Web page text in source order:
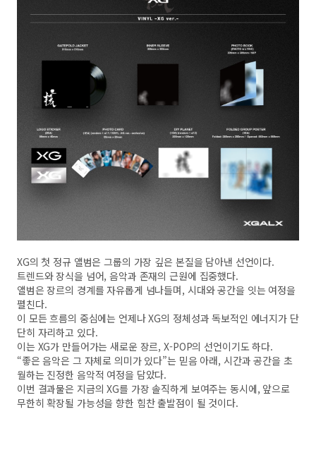
XG의 첫 정규 앨범은 그룹의 가장 깊은 본질을 담아낸 선언이다.
트렌드와 장식을 넘어, 음악과 존재의 근원에 집중했다.
앨범은 장르의 경계를 자유롭게 넘나들며, 시대와 공간을 잇는 여정을
펼친다.
이 모든 흐름의 중심에는 언제나 XG의 정체성과 독보적인 에너지가 단
단히 자리하고 있다.
이는 XG가 만들어가는 새로운 장르, X-POP의 선언이기도 하다.
“좋은 음악은 그 자체로 의미가 있다”는 믿음 아래, 시간과 공간을 초
월하는 진정한 음악적 여정을 담았다.
이번 결과물은 지금의 XG를 가장 솔직하게 보여주는 동시에, 앞으로
무한히 확장될 가능성을 향한 힘찬 출발점이 될 것이다.